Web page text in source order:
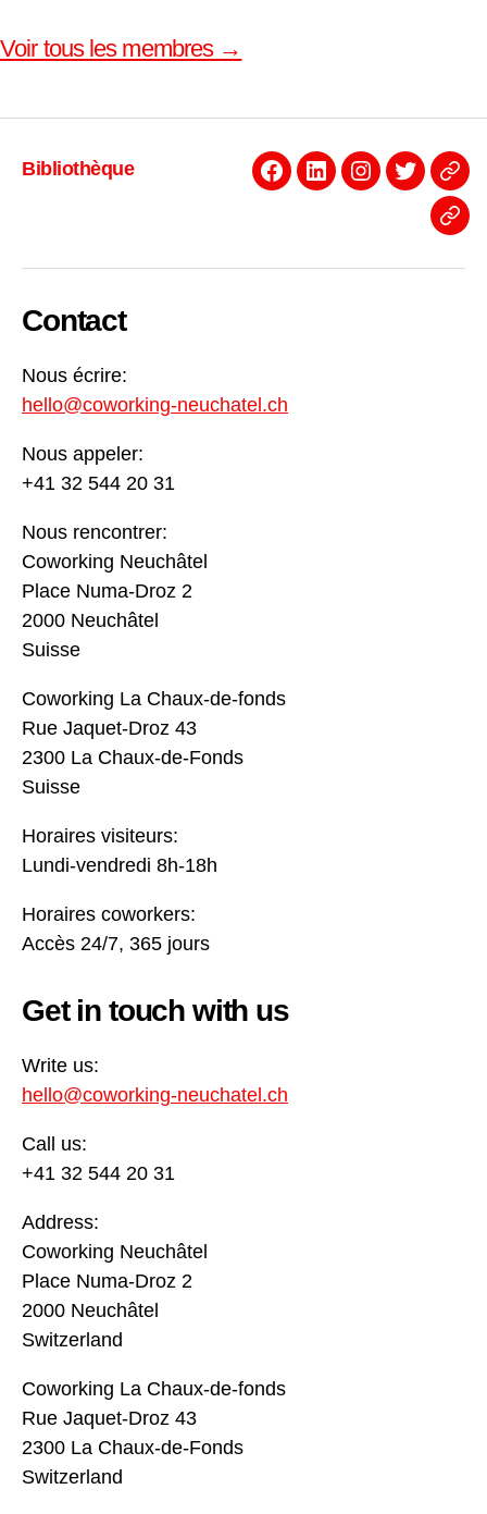
Voir tous les membres →
Bibliothèque
Facebook
LinkedinInstagram
Twitter
Contact
Nous écrire:
hello@coworking-neuchatel.ch
Nous appeler:
+41 32 544 20 31
Nous rencontrer:
Coworking Neuchâtel
Place Numa-Droz 2
2000 Neuchâtel
Suisse
Coworking La Chaux-de-fonds
Rue Jaquet-Droz 43
2300 La Chaux-de-Fonds
Suisse
Horaires visiteurs:
Lundi-vendredi 8h-18h
Horaires coworkers:
Accès 24/7, 365 jours
Get in touch with us
Write us:
hello@coworking-neuchatel.ch
Call us:
+41 32 544 20 31
Address:
Coworking Neuchâtel
Place Numa-Droz 2
2000 Neuchâtel
Switzerland
Coworking La Chaux-de-fonds
Rue Jaquet-Droz 43
2300 La Chaux-de-Fonds
Switzerland